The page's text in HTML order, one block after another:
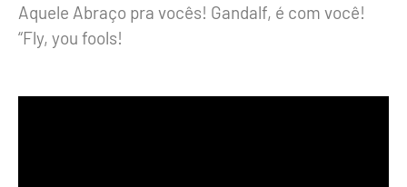
Aquele Abraço pra vocês! Gandalf, é com você!
“Fly, you fools!